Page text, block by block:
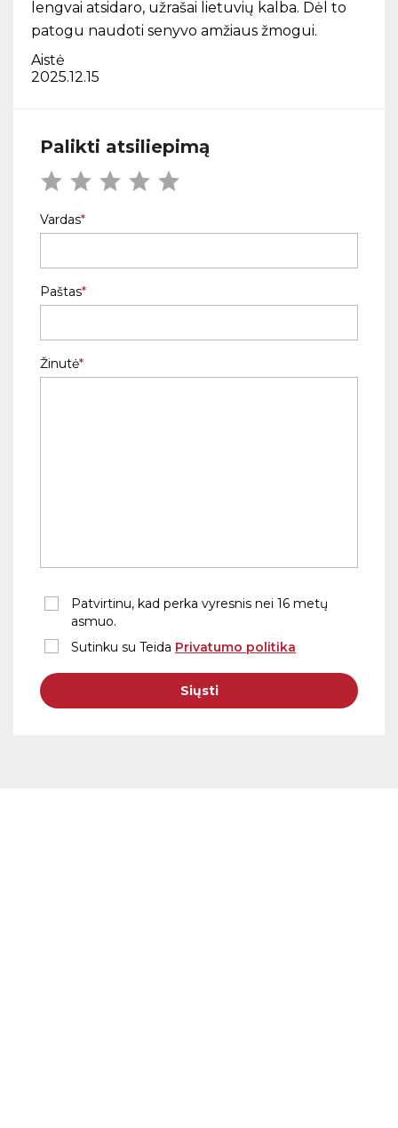
lengvai atsidaro, užrašai lietuvių kalba. Dėl to
patogu naudoti senyvo amžiaus žmogui.
Aistė
2025.12.15
Palikti atsiliepimą
Vardas
Paštas
Žinutė
Patvirtinu, kad perka vyresnis nei 16 metų
asmuo.
Sutinku su Teida Privatumo politika